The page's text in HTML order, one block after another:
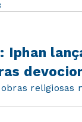
Iphan
religiosas